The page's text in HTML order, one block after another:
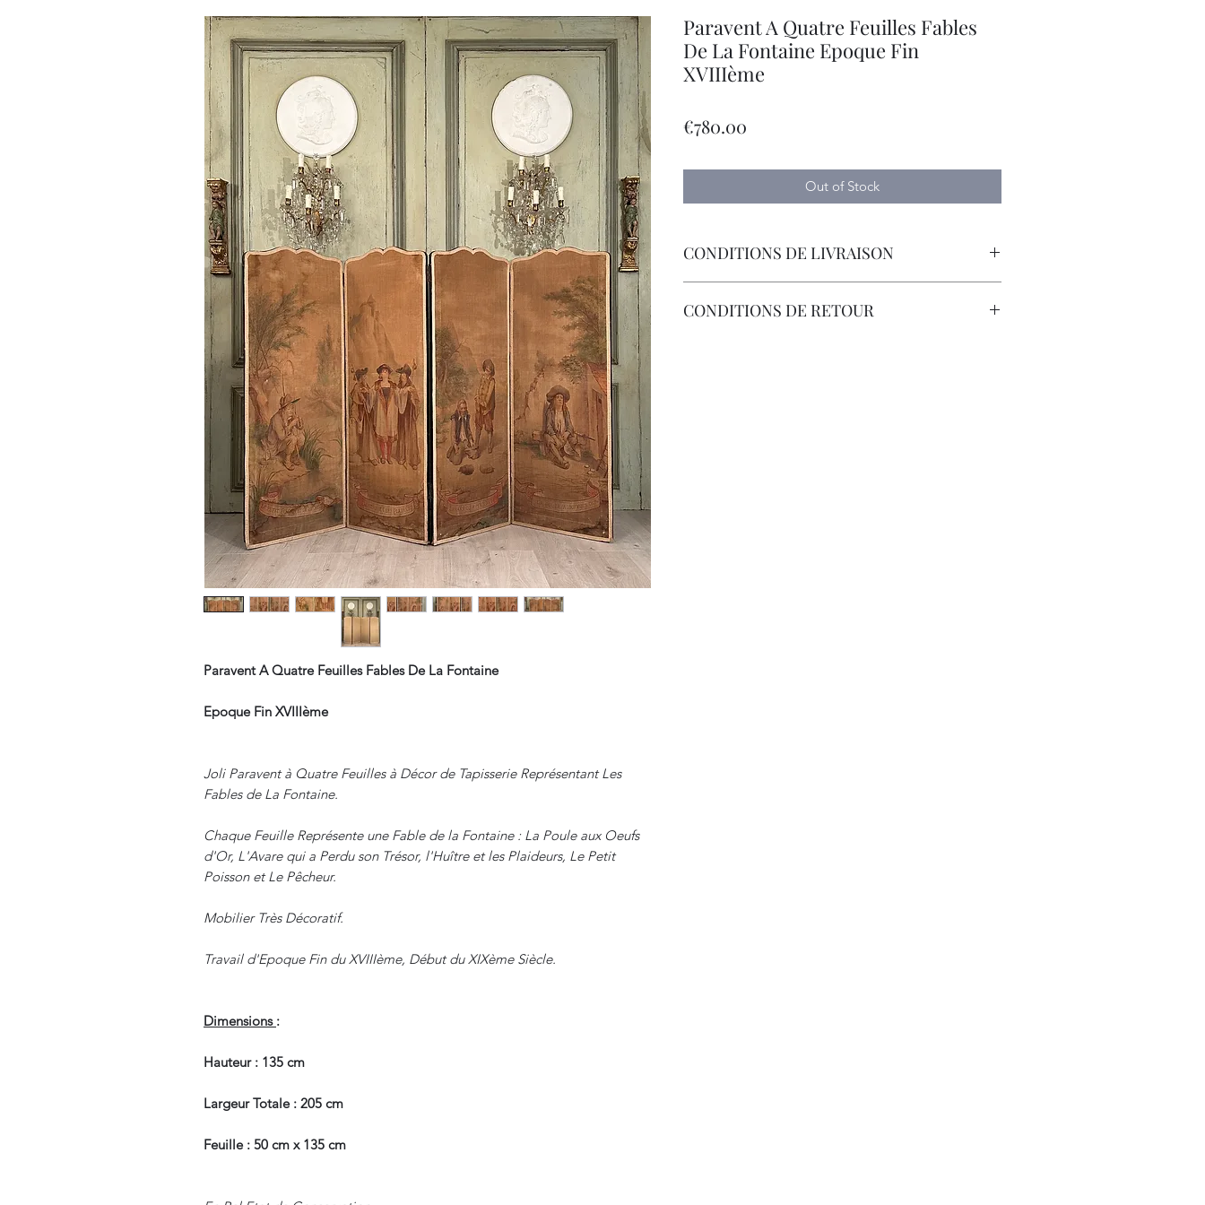
Paravent A Quatre Feuilles Fables De La Fontaine
Epoque Fin XVIIIème
Joli Paravent à Quatre Feuilles à Décor de Tapisserie Représentant Les
Fables de La Fontaine.
Chaque Feuille Représente une Fable de la Fontaine : La Poule aux Oeufs
d'Or, L'Avare qui a Perdu son Trésor, l'Huître et les Plaideurs, Le Petit
Poisson et Le Pêcheur.
Mobilier Très Décoratif.
Travail d'Epoque Fin du XVIIIème, Début du XIXème Siècle.
Dimensions :
Hauteur : 135 cm
Largeur Totale : 205 cm
Feuille : 50 cm x 135 cm
Paravent A Quatre Feuilles Fables
De La Fontaine Epoque Fin
XVIIIème
€780.00
Out of Stock
CONDITIONS DE LIVRAISON
CONDITIONS DE RETOUR